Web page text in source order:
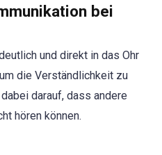
bei
und direkt in das Ohr
die Verständlichkeit zu
darauf, dass andere
hören können.